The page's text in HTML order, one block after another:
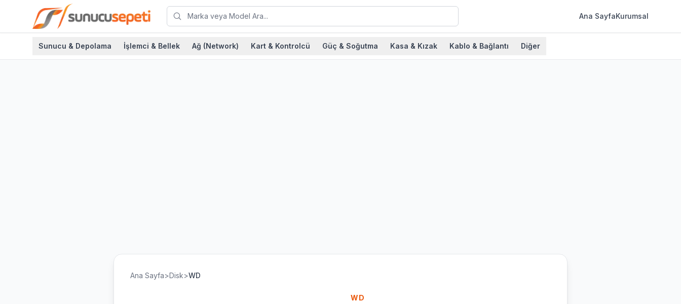
Ana SayfaKurumsal
Sunucu & Depolama İşlemci & Bellek Ağ (Network) Kart & Kontrolcü Güç & Soğutma Kasa & Kızak Kablo & Bağlantı Diğer
Ana Sayfa>Disk>WD
WD